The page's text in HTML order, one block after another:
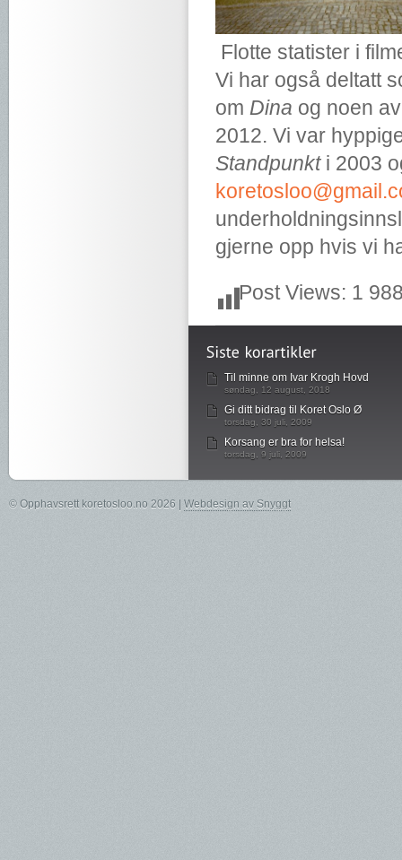
Flotte statister i
Vi har også deltatt
om Dina og noen
2012. Vi var
Standpunkti 2003
gjerne opp hvis vi
Post Views: 1
Til minne om Ivar Krogh Hovd
søndag, 12 august, 2018
Gi ditt bidrag til Koret Oslo Ø
torsdag, 30 juli, 2009
Korsang er bra for helsa!
torsdag, 9 juli, 2009
© Opphavsrett koretosloo.no 2026 | Webdesign av Snyggt